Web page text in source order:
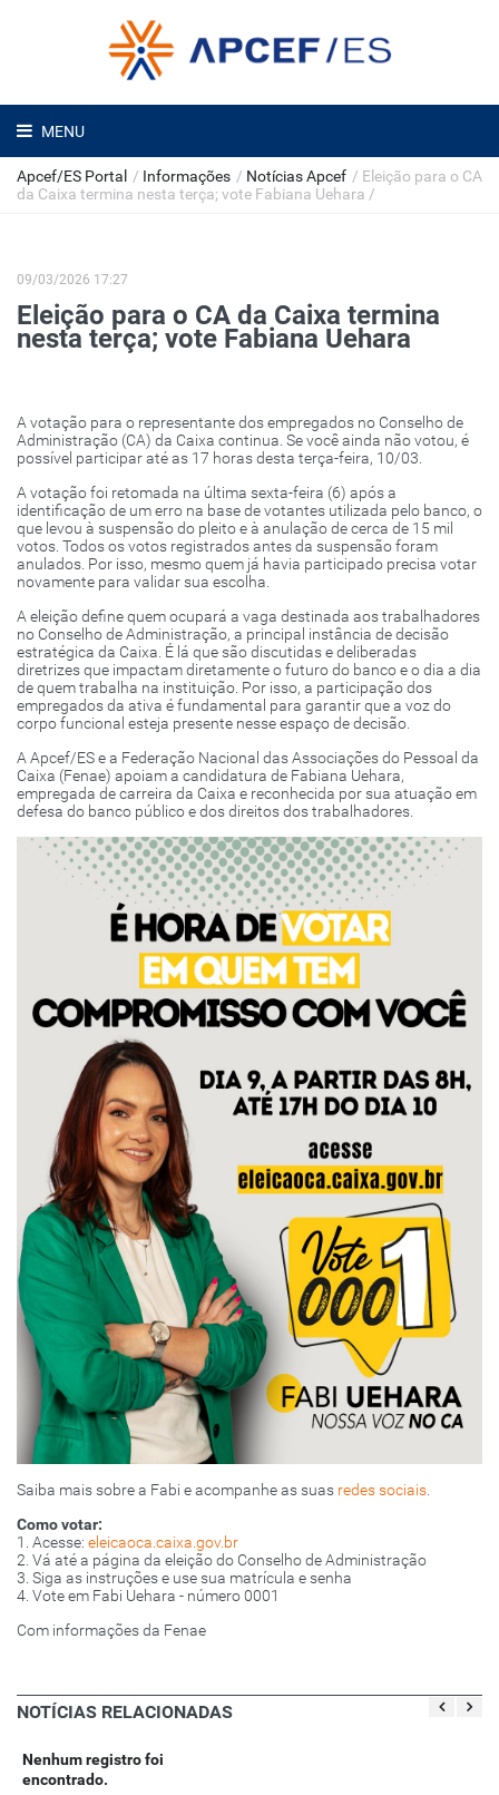
MENU
Apcef/ES Portal / Informações / Notícias Apcef / Eleição para o CA
da Caixa termina nesta terça; vote Fabiana Uehara /
09/03/2026 17:27
Eleição para o CA da Caixa termina
nesta terça; vote Fabiana Uehara
A votação para o representante dos empregados no Conselho de
Administração (CA) da Caixa continua. Se você ainda não votou, é
possível participar até as 17 horas desta terça-feira, 10/03.
A votação foi retomada na última sexta-feira (6) após a
identificação de um erro na base de votantes utilizada pelo banco, o
que levou à suspensão do pleito e à anulação de cerca de 15 mil
votos. Todos os votos registrados antes da suspensão foram
anulados. Por isso, mesmo quem já havia participado precisa votar
novamente para validar sua escolha.
A eleição define quem ocupará a vaga destinada aos trabalhadores
no Conselho de Administração, a principal instância de decisão
estratégica da Caixa. É lá que são discutidas e deliberadas
diretrizes que impactam diretamente o futuro do banco e o dia a dia
de quem trabalha na instituição. Por isso, a participação dos
empregados da ativa é fundamental para garantir que a voz do
corpo funcional esteja presente nesse espaço de decisão.
A Apcef/ES e a Federação Nacional das Associações do Pessoal da
Caixa (Fenae) apoiam a candidatura de Fabiana Uehara,
empregada de carreira da Caixa e reconhecida por sua atuação em
defesa do banco público e dos direitos dos trabalhadores.
Saiba mais sobre a Fabi e acompanhe as suas redes sociais.
Como votar:
1. Acesse: eleicaoca.caixa.gov.br
2. Vá até a página da eleição do Conselho de Administração
3. Siga as instruções e use sua matrícula e senha
4. Vote em Fabi Uehara - número 0001
Com informações da Fenae
NOTÍCIAS RELACIONADAS
Nenhum registro foi
encontrado.